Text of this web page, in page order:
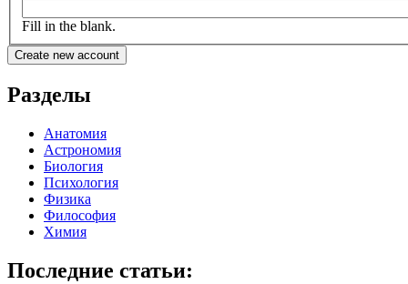
Fill in the blank.
Разделы
Анатомия
Астрономия
Биология
Психология
Физика
Философия
Химия
Последние статьи: